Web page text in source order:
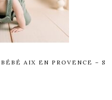
AIX EN PROVENCE – S